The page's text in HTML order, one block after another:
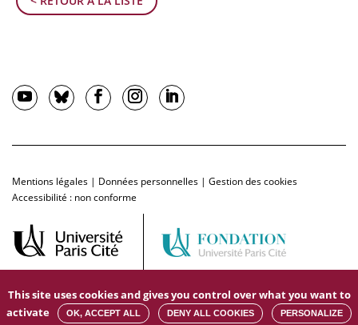
Mentions légales | Données personnelles | Gestion des cookies
Accessibilité : non conforme
This site uses cookies and gives you control over what you want to
activate
OK, ACCEPT ALL DENY ALL COOKIES PERSONALIZE